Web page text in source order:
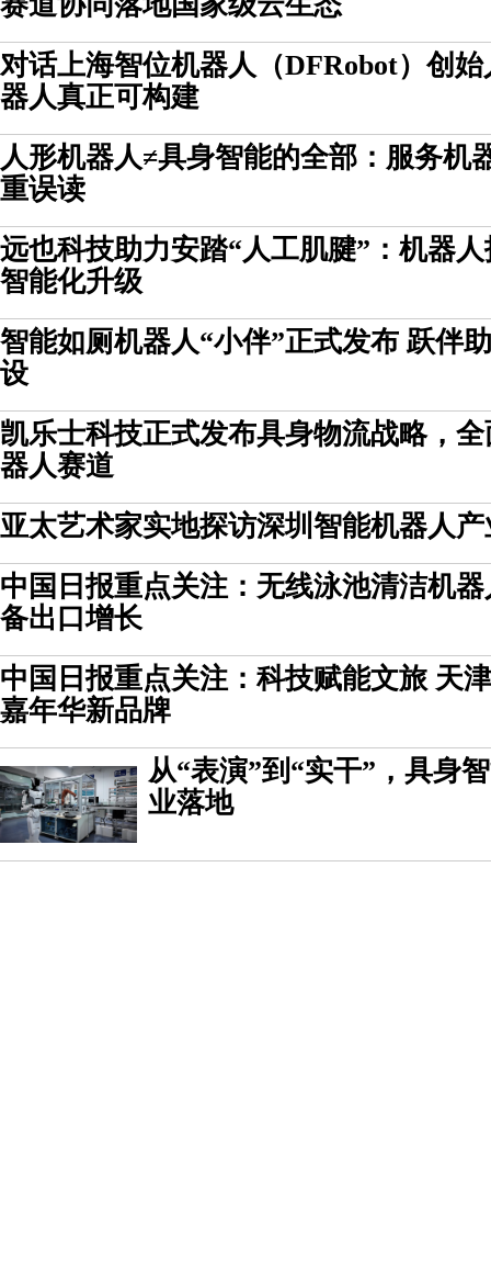
对话上海智位机器人（DFRobot）创
器人真正可构建
人形机器人≠具身智能的全部：服务机
重误读
远也科技助力安踏“人工肌腱”：机器
智能化升级
智能如厕机器人“小伴”正式发布 跃伴
设
凯乐士科技正式发布具身物流战略，
器人赛道
亚太艺术家实地探访深圳智能机器人
中国日报重点关注：无线泳池清洁机
备出口增长
中国日报重点关注：科技赋能文旅 天
嘉年华新品牌
从“表演”到“实干”，具身
业落地